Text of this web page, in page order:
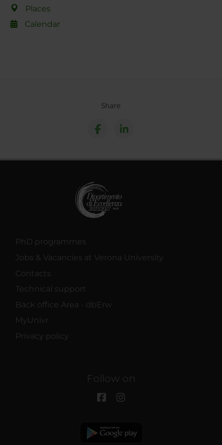
Places
Calendar
Share
PhD programmes
Jobs & Vacancies at Verona University
Contacts
Technical support
Back office Area - dbErw
MyUnivr
Privacy policy
Follow on